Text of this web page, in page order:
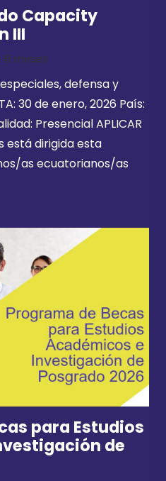
Capacity
III
8 meses
defensa y
30 de enero, 2026 País:
Presencial APLICAR
está dirigida esta
as ecuatorianos/as
para Estudios
de